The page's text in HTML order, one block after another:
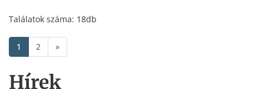
Hírek
Találatok száma: 18db
1 2 »